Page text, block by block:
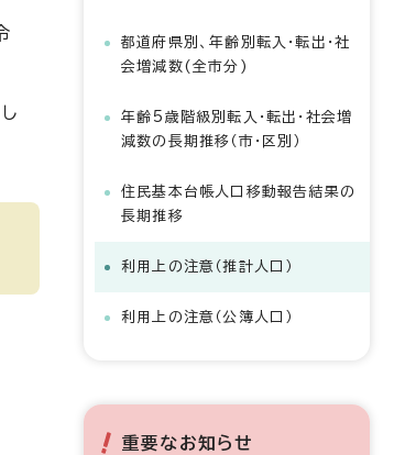
都道府県別、年齢別転入・転出・社
会増減数(全市分)
年齢5歳階級別転入・転出・社会増
減数の長期推移（市・区別）
住民基本台帳人口移動報告結果の
長期推移
利用上の注意（推計人口）
利用上の注意（公簿人口）
重要なお知らせ